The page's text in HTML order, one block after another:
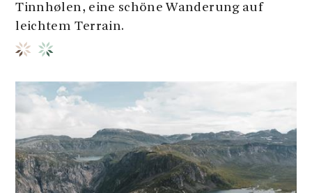
Tinnhølen, eine schöne Wanderung auf
leichtem Terrain.